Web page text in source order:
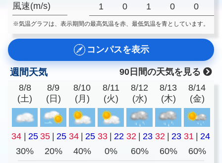
風速(m/s) 1 0 1 0 0
※気温グラフは、表示期間の最高気温を赤、最低気温を青としています。
コンパスを表示
週間天気
90日間の天気を見る
8/8
(土)
8/9
(日)
8/10
(月)
8/11
(火)
8/12
(水)
8/13
(木)
8/14
(金)
34 | 25 35 | 25 34 | 25 33 | 22 32 | 23 32 | 23 31 | 24
30%
20% 40% 0% 60% 60% 60%